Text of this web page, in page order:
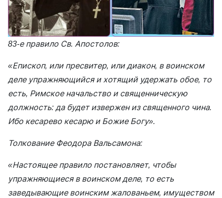
83-е правило Св. Апостолов:
«Епископ, или пресвитер, или диакон, в воинском
деле упражняющийся и хотящий удержать обое, то
есть, Римское начальство и священническую
должность: да будет извержен из священного чина.
Ибо кесарево кесарю и Божие Богу».
Толкование Феодора Вальсамона:
«Настоящее правило постановляет, чтобы
упражняющиеся в воинском деле, то есть
заведывающие воинским жалованьем, имуществом